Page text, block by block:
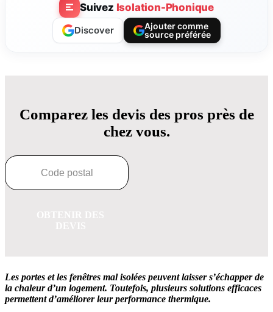
Suivez Isolation-Phonique
Discover
Ajouter comme
source préférée
Comparez les devis des pros près de
chez vous.
Les portes et les fenêtres mal isolées peuvent laisser s’échapper de
la chaleur d’un logement. Toutefois, plusieurs solutions efficaces
permettent d’améliorer leur performance thermique.